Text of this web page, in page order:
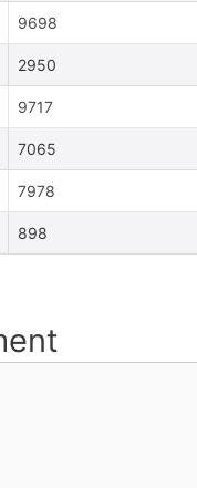
9698
2950
9717
7065
7978
898